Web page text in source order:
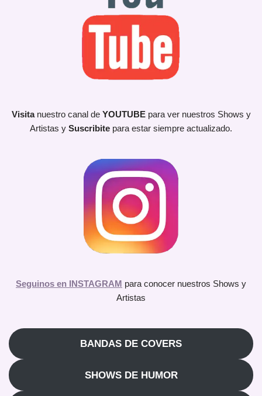
Visita nuestro canal de YOUTUBEpara ver nuestros Shows y
Artistas y Suscribite para estar siempre actualizado.
Seguinos en INSTAGRAM para conocer nuestros Shows y
Artistas
BANDAS DE COVERS
SHOWS DE HUMOR